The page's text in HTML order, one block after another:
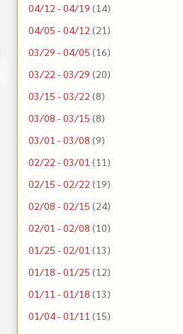
04/12 - 04/19 (14)
04/05 - 04/12 (21)
03/29 - 04/05 (16)
03/22 - 03/29 (20)
03/15 - 03/22 (8)
03/08 - 03/15 (8)
03/01 - 03/08 (9)
02/22 - 03/01 (11)
02/15 - 02/22 (19)
02/08 - 02/15 (24)
02/01 - 02/08 (10)
01/25 - 02/01 (13)
01/18 - 01/25 (12)
01/11 - 01/18 (13)
01/04 - 01/11 (15)